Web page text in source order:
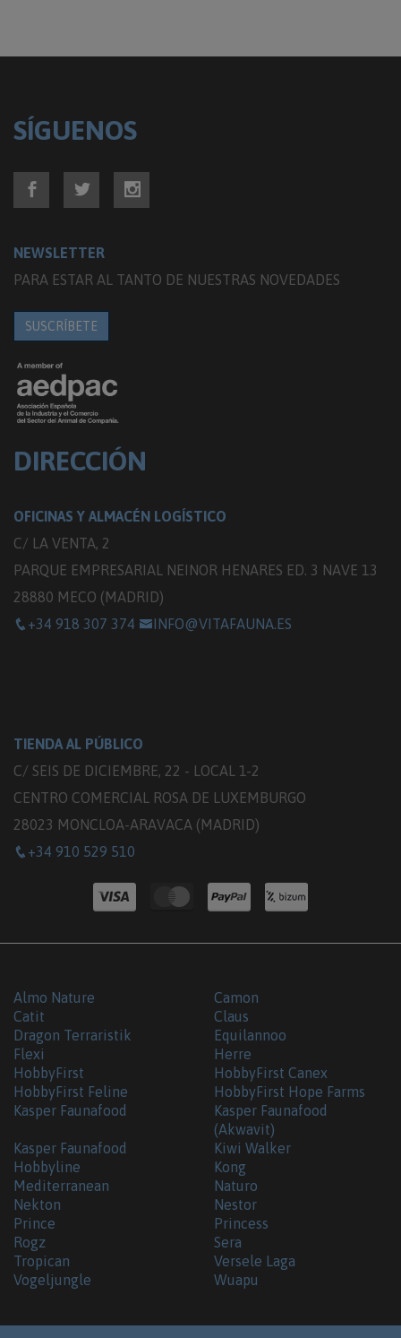
SÍGUENOS
NEWSLETTER
PARA ESTAR AL TANTO DE NUESTRAS NOVEDADES
SUSCRÍBETE
DIRECCIÓN
OFICINAS Y ALMACÉN LOGÍSTICO
C/ LA VENTA, 2
PARQUE EMPRESARIAL NEINOR HENARES ED. 3 NAVE 13
28880 MECO (MADRID)
+34 918 307 374
INFO@VITAFAUNA.ES
TIENDA AL PÚBLICO
C/ SEIS DE DICIEMBRE, 22 - LOCAL 1-2
CENTRO COMERCIAL ROSA DE LUXEMBURGO
28023 MONCLOA-ARAVACA (MADRID)
+34 910 529 510
Almo Nature
Camon
Catit
Claus
Dragon Terraristik
Equilannoo
Flexi
Herre
HobbyFirst
HobbyFirst Canex
HobbyFirst Feline
HobbyFirst Hope Farms
Kasper Faunafood
Kasper Faunafood
(Akwavit)
Kasper Faunafood
Hobbyline
Kiwi Walker
Kong
Mediterranean
Naturo
Nekton
Nestor
Prince
Princess
Rogz
Sera
Tropican
Versele Laga
Vogeljungle
Wuapu